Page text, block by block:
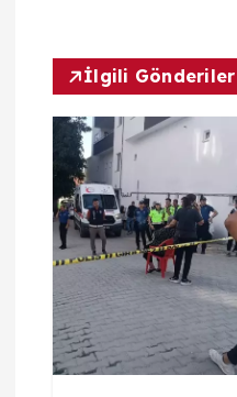
z
n
m
e
s
İlgili Gönderiler